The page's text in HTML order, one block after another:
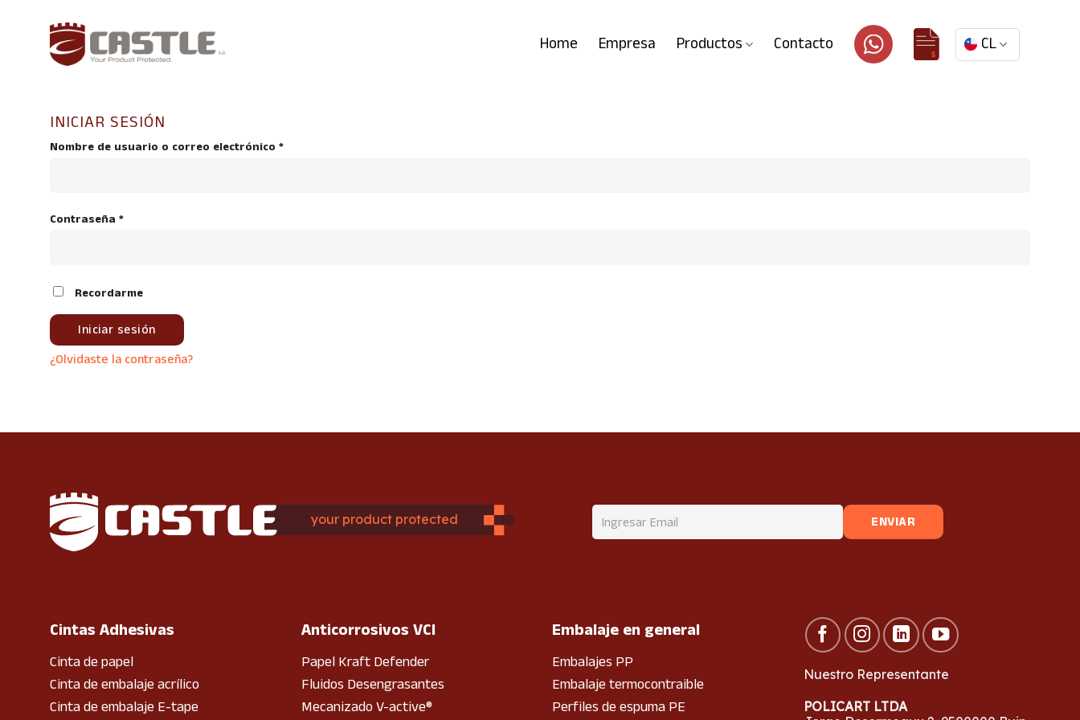
contenido
Home Empresa Productos Contacto CL
INICIAR SESIÓN
Nombre de usuario o correo electrónico *Requerido
Contraseña *Requerido
Recordarme
Iniciar sesión
¿Olvidaste la contraseña?
your product protected
Cintas Adhesivas
Cinta de papel
Cinta de embalaje acrílico
Cinta de embalaje E-tape
Anticorrosivos VCI
Papel Kraft Defender
Fluidos Desengrasantes
Mecanizado V-active®
Embalaje en general
Embalajes PP
Embalaje termocontraible
Perfiles de espuma PE
Nuestro Representante
POLICART LTDA